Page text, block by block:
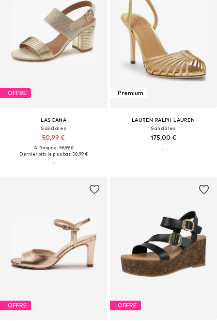
OFFRE
LASCANA
Sandales
50,99 €
À l'origine : 59,99 €
Dernier prix le plus bas :50,99 €
Premium
LAUREN RALPH LAUREN
Sandales
175,00 €
OFFRE OFFRE